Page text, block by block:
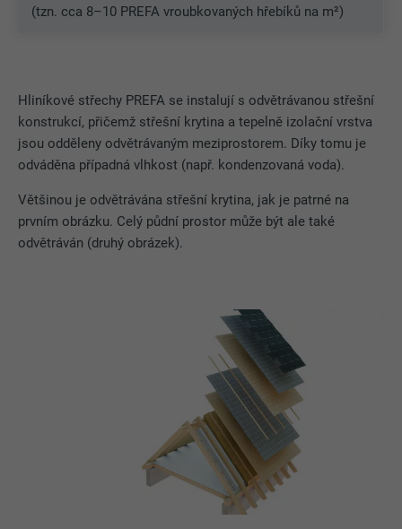
(tzn. cca 8–10 PREFA vroubkovaných hřebíků na m²)
Hliníkové střechy PREFA se instalují s odvětrávanou střešní
konstrukcí, přičemž střešní krytina a tepelně izolační vrstva
jsou odděleny odvětrávaným meziprostorem. Díky tomu je
odváděna případná vlhkost (např. kondenzovaná voda).
Většinou je odvětrávána střešní krytina, jak je patrné na
prvním obrázku. Celý půdní prostor může být ale také
odvětráván (druhý obrázek).